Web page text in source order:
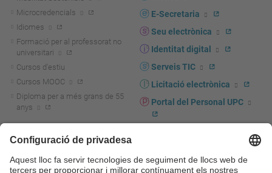
Microcredencials
Idiomes
Formació per al professorat no
universitari
Cursos d'estiu
Cursos MOOC
Diploma per a més grans de 55
anys
Actualitat R+D+I
La recerca a la UPC
E-Secretaria
Seu electrònica
Identitat digital
Serveis TIC
Licitació electrònica
Portal del Personal UPC
UPCshop, marxandatge